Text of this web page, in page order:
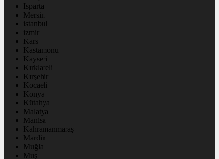
Isparta
Mersin
istanbul
izmir
Kars
Kastamonu
Kayseri
Kırklareli
Kırşehir
Kocaeli
Konya
Kütahya
Malatya
Manisa
Kahramanmaraş
Mardin
Muğla
Muş